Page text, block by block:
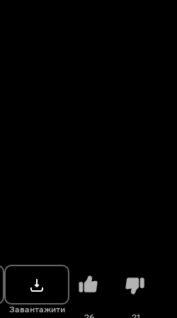
Завантажити